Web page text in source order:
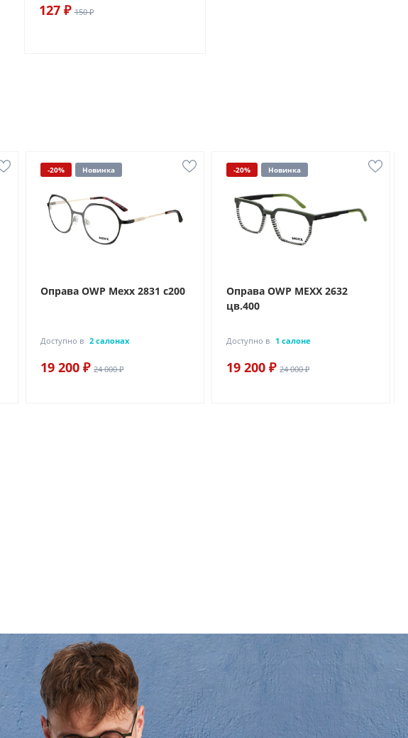
127 ₽ 150 ₽
-20% Новинка
Оправа OWP Mexx 2831 c200
Доступно в 2 салонах
19 200 ₽ 24 000 ₽
-20% Новинка
Оправа OWP MEXX 2632
цв.400
Доступно в 1 салоне
19 200 ₽ 24 000 ₽